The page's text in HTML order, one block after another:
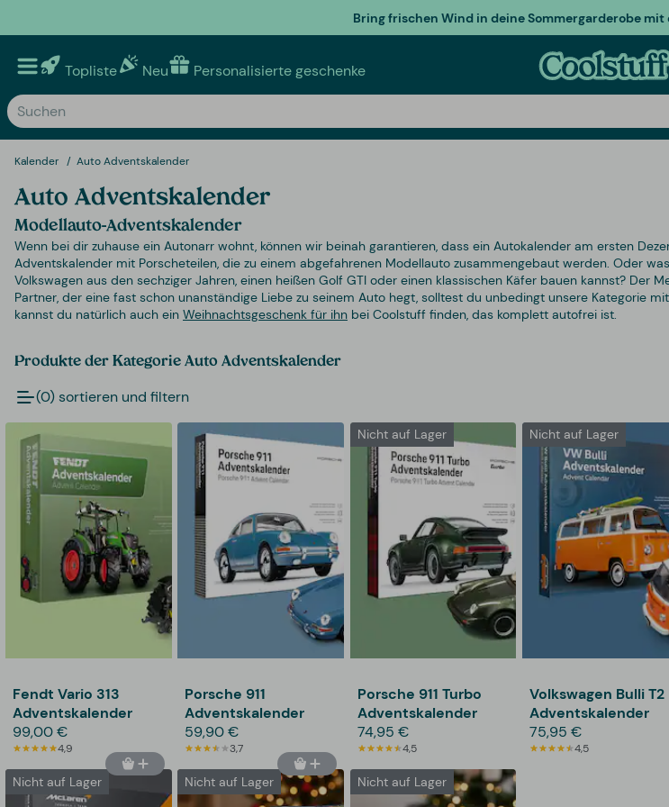
Bring frischen Wind in deine Sommergarderobe
Topliste Neu Personalisierte geschenke
Kalender Auto Adventskalender
Auto Adventskalender
Modellauto-Adventskalender
Wenn bei dir zuhause ein Autonarr wohnt, können wir beinah garantieren, dass ein Autokalender am ersten
Adventskalender mit Porscheteilen, die zu einem abgefahrenen Modellauto zusammengebaut werden. Oder
Volkswagen aus den sechziger Jahren, einen heißen Golf GTI oder einen klassischen Käfer bauen kannst?
Partner, der eine fast schon unanständige Liebe zu seinem Auto hegt, solltest du unbedingt unsere Kategorie
kannst du natürlich auch ein Weihnachtsgeschenk für ihn bei Coolstuff finden, das komplett autofrei ist.
Produkte der Kategorie Auto Adventskalender
(0) sortieren und filtern
Fendt Vario 313
Adventskalender
99,00 €
4,9
Porsche 911
Adventskalender
59,90 €
3,7
Nicht auf Lager
Porsche 911 Turbo
Adventskalender
74,95 €
4,5
Nicht auf Lager
Volkswagen Bulli T2
Adventskalender
75,95 €
4,5
Nicht auf Lager Nicht auf Lager Nicht auf Lager